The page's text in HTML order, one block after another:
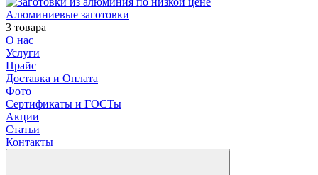
Алюминиевые заготовки
3 товара
О нас
Услуги
Прайс
Доставка и Оплата
Фото
Сертификаты и ГОСТы
Акции
Статьи
Контакты